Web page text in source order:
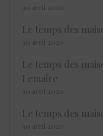
30 avril 2020
Le temps des
30 avril 2020
Le temps des
Lemaire
30 avril 2020
Le temps des
30 avril 2020